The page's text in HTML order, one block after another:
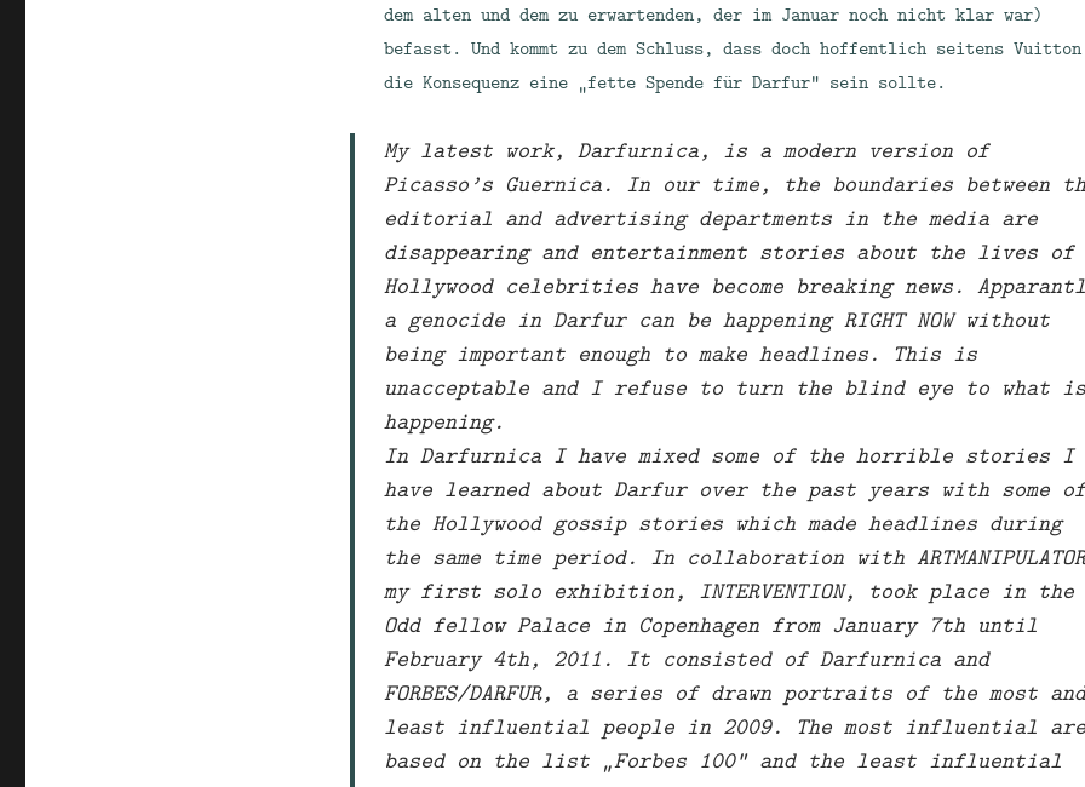
dem alten und dem zu erwartenden, der im Januar noch nicht klar war)
befasst. Und kommt zu dem Schluss, dass doch hoffentlich seitens Vuitton
die Konsequenz eine „fette Spende für Darfur“ sein sollte.
My latest work, Darfurnica, is a modern version of
Picasso’s Guernica. In our time, the boundaries between
editorial and advertising departments in the media are
disappearing and entertainment stories about the lives of
Hollywood celebrities have become breaking news.
a genocide in Darfur can be happening RIGHT NOW without
being important enough to make headlines. This is
unacceptable and I refuse to turn the blind eye to what is
happening.
In Darfurnica I have mixed some of the horrible stories I
have learned about Darfur over the past years with some of
the Hollywood gossip stories which made headlines during
the same time period. In collaboration with
my first solo exhibition, INTERVENTION, took place in the
Odd fellow Palace in Copenhagen from January 7th until
February 4th, 2011. It consisted of Darfurnica and
FORBES/DARFUR, a series of drawn portraits of the most and
least influential people in 2009. The most influential are
based on the list „Forbes 100“ and the least influential